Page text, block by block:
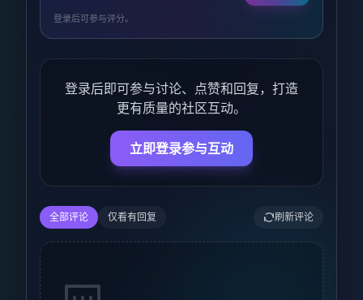
登录后可参与评分。
登录后即可参与讨论、点赞和回复，打造
更有质量的社区互动。
立即登录参与互动
全部评论 仅看有回复 刷新评论